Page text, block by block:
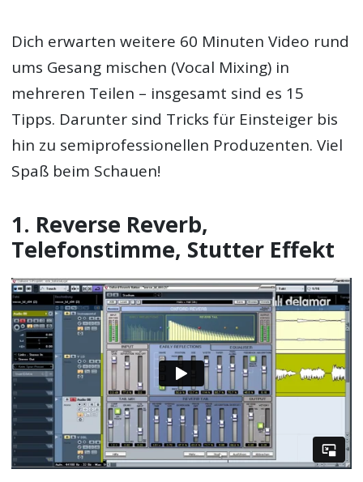
Dich erwarten weitere 60 Minuten Video rund
ums Gesang mischen (Vocal Mixing) in
mehreren Teilen – insgesamt sind es 15
Tipps. Darunter sind Tricks für Einsteiger bis
hin zu semiprofessionellen Produzenten. Viel
Spaß beim Schauen!
1. Reverse Reverb,
Telefonstimme, Stutter Effekt